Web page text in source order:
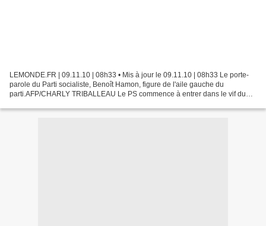
LEMONDE.FR | 09.11.10 | 08h33 • Mis à jour le 09.11.10 | 08h33 Le porte-
parole du Parti socialiste, Benoît Hamon, figure de l'aile gauche du
parti.AFP/CHARLY TRIBALLEAU Le PS commence à entrer dans le vif du